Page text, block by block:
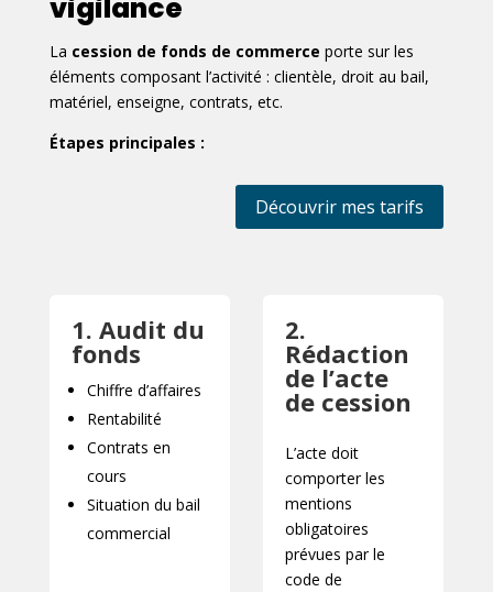
vigilance
La cession de fonds de commerce porte sur les
éléments composant l’activité : clientèle, droit au bail,
matériel, enseigne, contrats, etc.
Étapes principales :
Découvrir mes tarifs
1. Audit du
fonds
Chiffre d’affaires
Rentabilité
Contrats en
cours
Situation du bail
commercial
2.
Rédaction
de l’acte
de cession
L’acte doit
comporter les
mentions
obligatoires
prévues par le
code de